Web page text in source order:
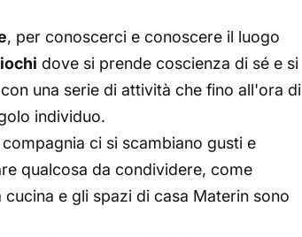
, per conoscerci e conoscere il luogo
dove si prende coscienza di sé e si
una serie di attività che fino all'ora di
individuo.
ci si scambiano gusti e
qualcosa da condividere, come
cucina e gli spazi di casa Materin sono